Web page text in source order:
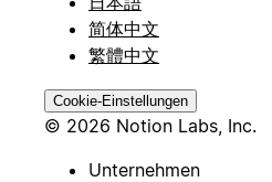
简体中文
繁體中文
Cookie-Einstellungen
© 2026 Notion Labs, Inc.
Unternehmen